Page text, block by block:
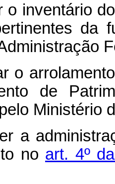
o inventário
da
o
de
Ministério
a
no art. 4º